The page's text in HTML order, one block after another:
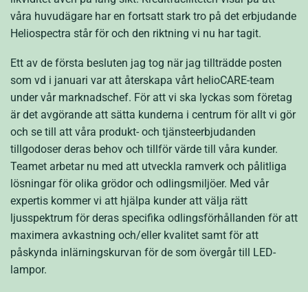
våra huvudägare har en fortsatt stark tro på det erbjudande
Heliospectra står för och den riktning vi nu har tagit.
Ett av de första besluten jag tog när jag tillträdde posten
som vd i januari var att återskapa vårt helioCARE-team
under vår marknadschef. För att vi ska lyckas som företag
är det avgörande att sätta kunderna i centrum för allt vi gör
och se till att våra produkt- och tjänsteerbjudanden
tillgodoser deras behov och tillför värde till våra kunder.
Teamet arbetar nu med att utveckla ramverk och pålitliga
lösningar för olika grödor och odlingsmiljöer. Med vår
expertis kommer vi att hjälpa kunder att välja rätt
ljusspektrum för deras specifika odlingsförhållanden för att
maximera avkastning och/eller kvalitet samt för att
påskynda inlärningskurvan för de som övergår till LED-
lampor.